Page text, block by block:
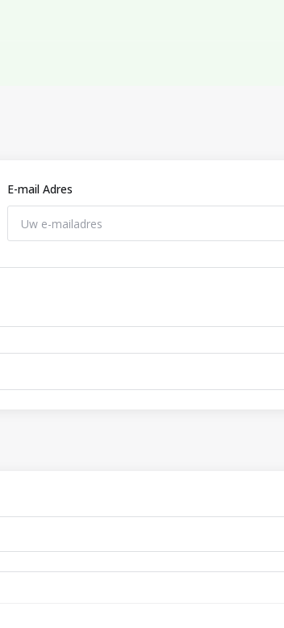
E-mail Adres